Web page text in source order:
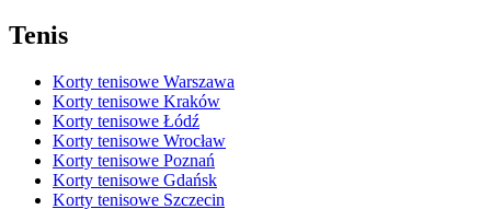
Tenis
Korty tenisowe Warszawa
Korty tenisowe Kraków
Korty tenisowe Łódź
Korty tenisowe Wrocław
Korty tenisowe Poznań
Korty tenisowe Gdańsk
Korty tenisowe Szczecin